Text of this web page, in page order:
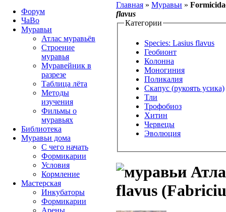
Главная » Муравьи »
flavus
Категории
Species: Lasius flavus
Геобионт
Колонна
Моногиния
Поликалия
Скапус (рукоять усика)
Тли
Трофобиоз
Хитин
Червецы
Эволюция
flavus
Форум
ЧаВо
Муравьи
Атлас муравьёв
Строение
муравья
Муравейник в
разрезе
Таблица лёта
Методы
изучения
Фильмы о
муравьях
Библиотека
Муравьи дома
С чего начать
Формикарии
Условия
Кормление
Мастерская
Инкубаторы
Формикарии
Арены